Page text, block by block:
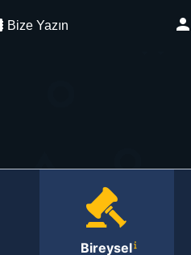
Bize Yazın
Bireysel